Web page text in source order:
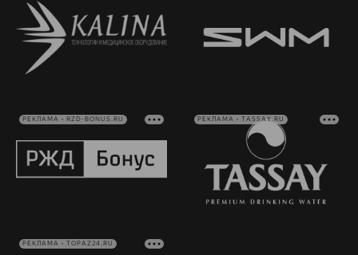
РЕКЛАМА • RZD-BONUS.RU РЕКЛАМА • TASSAY.RU
РЕКЛАМА • TOPAZ24.RU